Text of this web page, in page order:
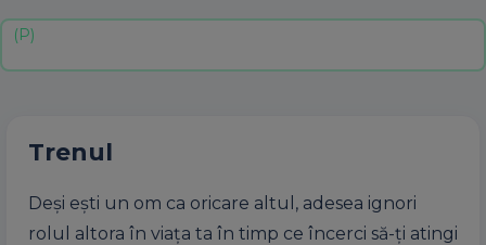
Trenul
Deși ești un om ca oricare altul, adesea ignori
rolul altora în viața ta în timp ce încerci să-ți atingi